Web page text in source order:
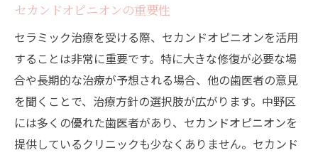
セカンドオピニオンの重要性
セラミック治療を受ける際、セカンドオピニオンを活用
することは非常に重要です。特に大きな修復が必要な場
合や長期的な治療が予想される場合、他の歯医者の意見
を聞くことで、治療方針の選択肢が広がります。中野区
には多くの優れた歯医者があり、セカンドオピニオンを
提供しているクリニックも少なくありません。セカンド